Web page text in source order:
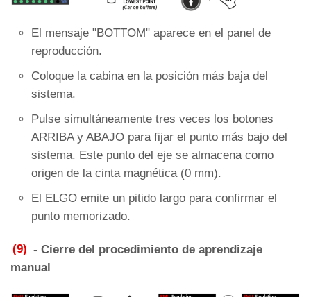
El mensaje "BOTTOM" aparece en el panel de
reproducción.
Coloque la cabina en la posición más baja del
sistema.
Pulse simultáneamente tres veces los botones
ARRIBA y ABAJO para fijar el punto más bajo del
sistema. Este punto del eje se almacena como
origen de la cinta magnética (0 mm).
El ELGO emite un pitido largo para confirmar el
punto memorizado.
(9) - Cierre del procedimiento de aprendizaje
manual